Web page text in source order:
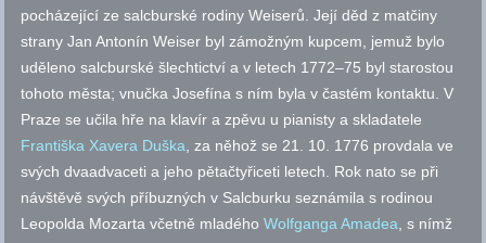
pocházející ze salcburské rodiny Weiserů. Její děd z matčiny
strany Jan Antonín Weiser byl zámožným kupcem, jemuž bylo
uděleno salcburské šlechtictví a v letech 1772–75 byl starostou
tohoto města; vnučka Josefína s ním byla v častém kontaktu. V
Praze se učila hře na klavír a zpěvu u pianisty a skladatele
Františka Xavera Duška, za něhož se 21. 10. 1776 provdala ve
svých dvaadvaceti a jeho pětačtyřiceti letech. Rok nato se při
návštěvě svých příbuzných v Salcburku seznámila s rodinou
Leopolda Mozarta včetně mladéhoWolfganga Amadea, s nímž